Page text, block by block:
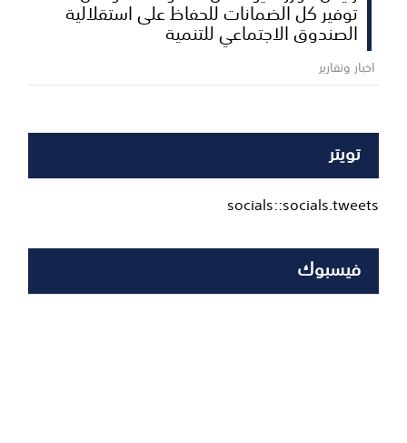
توفير كل الضمانات للحفاظ على استقلالية
الصندوق الاجتماعي للتنمية
اخبار وتقارير
تويتر
socials::socials.tweets
فيسبوك